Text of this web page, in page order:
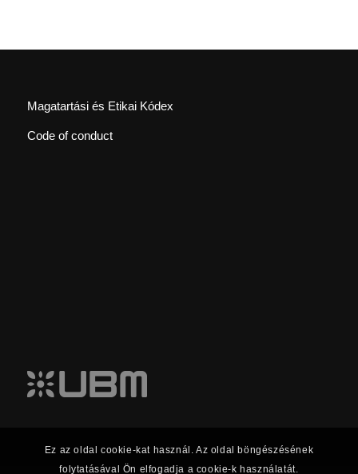
Magatartási és Etikai Kódex
Code of conduct
Ez az oldal cookie-kat használ. Az oldal böngészésének
folytatásával Ön elfogadja a cookie-k használatát.